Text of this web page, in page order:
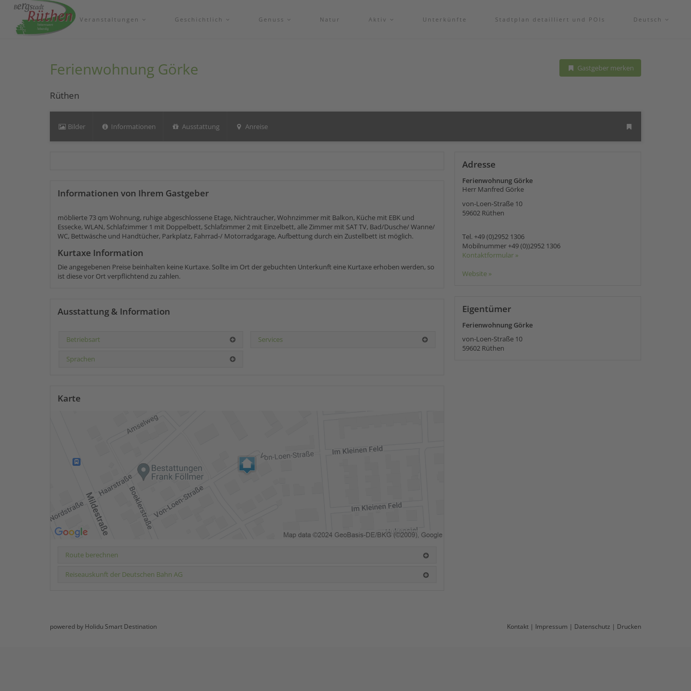
Veranstaltungen Geschichtlich Genuss Natur Aktiv Unterkünfte Stadtplan detailliert und POIs Deutsch
Ferienwohnung Görke Gastgeber merken
Rüthen
Bilder Informationen Ausstattung Anreise
Informationen von Ihrem Gastgeber
möblierte 73 qm Wohnung, ruhige abgeschlossene Etage, Nichtraucher, Wohnzimmer mit Balkon, Küche mit EBK und
Essecke, WLAN, Schlafzimmer 1 mit Doppelbett, Schlafzimmer 2 mit Einzelbett, alle Zimmer mit SAT TV, Bad/Dusche/ Wanne/
WC, Bettwäsche und Handtücher, Parkplatz, Fahrrad-/ Motorradgarage, Aufbettung durch ein Zustellbett ist möglich.
Kurtaxe Information
Die angegebenen Preise beinhalten keine Kurtaxe. Sollte im Ort der gebuchten Unterkunft eine Kurtaxe erhoben werden, so
ist diese vor Ort verpflichtend zu zahlen.
Ausstattung & Information
Betriebsart Services
Sprachen
Karte
Route berechnen
Reiseauskunft der Deutschen Bahn AG
Adresse
Ferienwohnung Görke
Herr Manfred Görke
von-Loen-Straße 10
59602 Rüthen
Tel. +49 (0)2952 1306
Mobilnummer +49 (0))2952 1306
Kontaktformular »
Website »
Eigentümer
Ferienwohnung Görke
von-Loen-Straße 10
59602 Rüthen
Kontakt | Impressum | Datenschutz | Drucken
powered by Holidu Smart Destination